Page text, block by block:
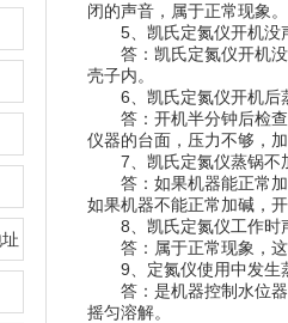
闭的声音，属于正常现象。
5、凯氏定氮仪开机没
答：凯氏定氮仪开机
壳子内。
6、凯氏定氮仪开机
答：开机半分钟后检查
仪器的台面，压力不够
7、凯氏定氮仪蒸锅不加
答：如果机器能正常加
如果机器不能正常加碱，
8、凯氏定氮仪工作时声
答：属于正常现象，这
9、定氮仪使用中发生
答：是机器控制水位
摇匀溶解。